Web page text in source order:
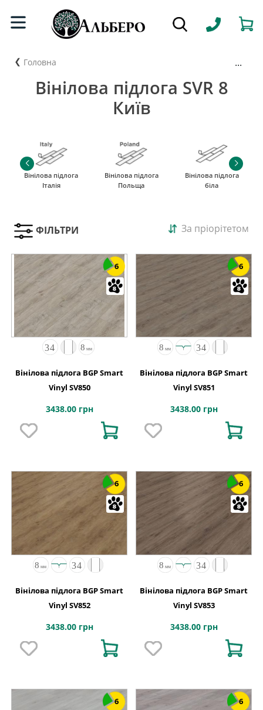
Головна ...
Вінілова підлога SVR 8
Київ
Вінілова підлога
Італія
Вінілова підлога
Польща
Вінілова підлога
біла
ФІЛЬТРИ За пріорітетом
6
Вінілова підлога BGP Smart
Vinyl SV850
3438.00 грн
6
Вінілова підлога BGP Smart
Vinyl SV851
3438.00 грн
6
Вінілова підлога BGP Smart
Vinyl SV852
3438.00 грн
6
Вінілова підлога BGP Smart
Vinyl SV853
3438.00 грн
6 6